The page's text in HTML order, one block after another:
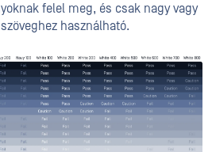
felel meg, és csak nagy vagy
használható.